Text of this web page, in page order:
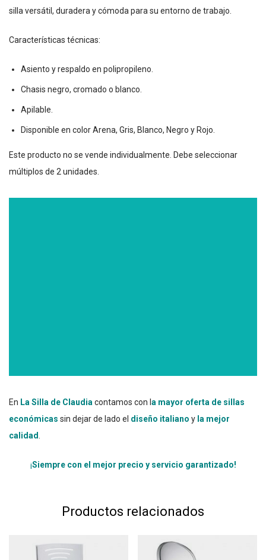
silla versátil, duradera y cómoda para su entorno de trabajo.
Características técnicas:
Asiento y respaldo en polipropileno.
Chasis negro, cromado o blanco.
Apilable.
Disponible en color Arena, Gris, Blanco, Negro y Rojo.
Este producto no se vende individualmente. Debe seleccionar
múltiplos de 2 unidades.
En La Silla de Claudia contamos con l a mayor oferta de sillas
económicas sin dejar de lado el diseño italiano y la mejor
calidad
¡Siempre con el mejor precio y servicio garantizado!
Productos relacionados